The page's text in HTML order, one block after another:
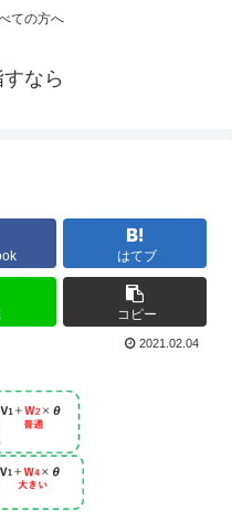
ての方へ
なら
はてブ
コピー
2021.02.04